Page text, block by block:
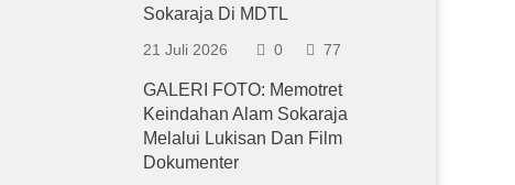
Sokaraja Di MDTL
21 Juli 2026 0 77
GALERI FOTO: Memotret
Keindahan Alam Sokaraja
Melalui Lukisan Dan Film
Dokumenter